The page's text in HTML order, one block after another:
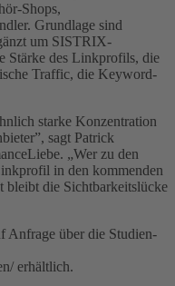
Shops,
Grundlage sind
um SISTRIX-
Stärke des Linkprofils, die
Traffic, die Keyword-
starke Konzentration
sagt Patrick
„Wer zu den
in den kommenden
bleibt die Sichtbarkeitslücke
Anfrage über die Studien-
erhältlich.